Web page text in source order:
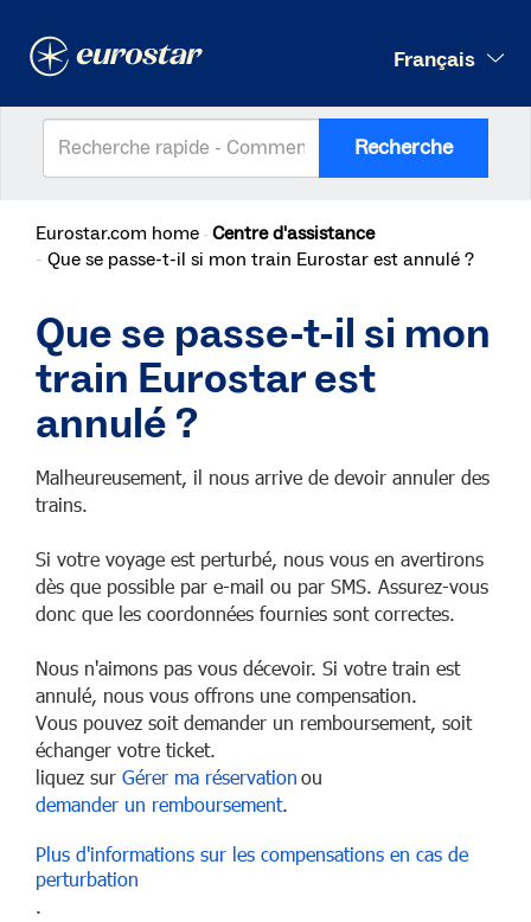
Français
Recherche
Eurostar.com home Centre d'assistance
Que se passe-t-il si mon train Eurostar est annulé ?
Que se passe-t-il si mon
train Eurostar est
annulé ?
Malheureusement, il nous arrive de devoir annuler des
trains.
Si votre voyage est perturbé, nous vous en avertirons
dès que possible par e-mail ou par SMS. Assurez-vous
donc que les coordonnées fournies sont correctes.
Nous n'aimons pas vous décevoir. Si votre train est
annulé, nous vous offrons une compensation.
Vous pouvez soit demander un remboursement, soit
échanger votre ticket.
liquez sur Gérer ma réservationou
demander un remboursement.
Plus d'informations sur les compensations en cas de
perturbation
.